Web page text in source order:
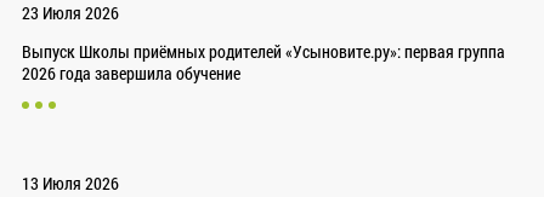
23 Июля 2026
Выпуск Школы приёмных родителей «Усыновите.ру»: первая группа
2026 года завершила обучение
13 Июля 2026